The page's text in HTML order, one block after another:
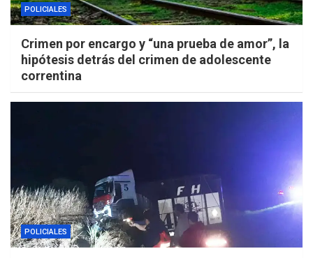
POLICIALES
Crimen por encargo y “una prueba de amor”, la
hipótesis detrás del crimen de adolescente
correntina
POLICIALES